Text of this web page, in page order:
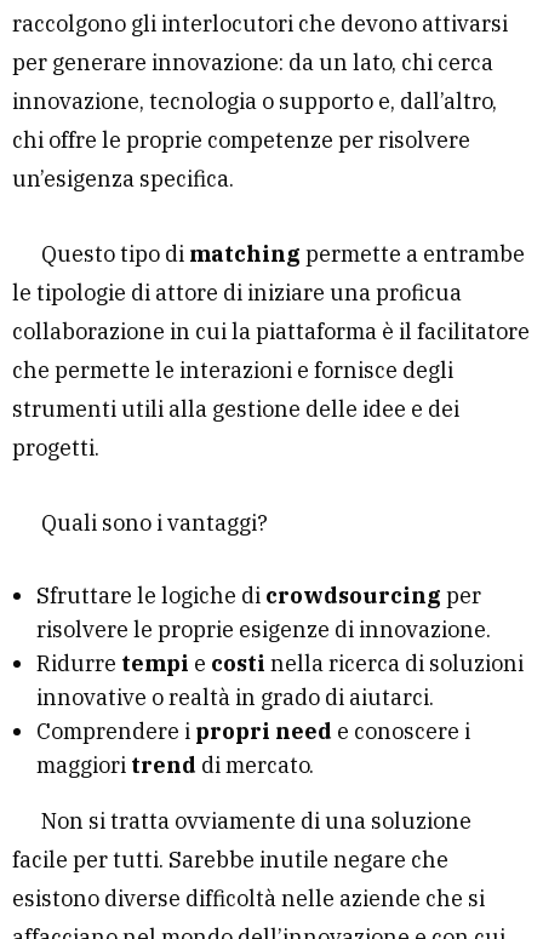
raccolgono gli interlocutori che devono attivarsi
per generare innovazione: da un lato, chi cerca
innovazione, tecnologia o supporto e, dall’altro,
chi offre le proprie competenze per risolvere
un’esigenza specifica.
Questo tipo di matching permette a entrambe
le tipologie di attore di iniziare una proficua
collaborazione in cui la piattaforma è il facilitatore
che permette le interazioni e fornisce degli
strumenti utili alla gestione delle idee e dei
progetti.
Quali sono i vantaggi?
Sfruttare le logiche di crowdsourcing per
risolvere le proprie esigenze di innovazione.
Ridurre tempi e costi nella ricerca di soluzioni
innovative o realtà in grado di aiutarci.
Comprendere i propri need e conoscere i
maggiori trend di mercato.
Non si tratta ovviamente di una soluzione
facile per tutti. Sarebbe inutile negare che
esistono diverse difficoltà nelle aziende che si